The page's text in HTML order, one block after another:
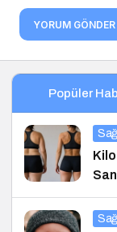
YORUM GÖNDER
Popüler
Kilo